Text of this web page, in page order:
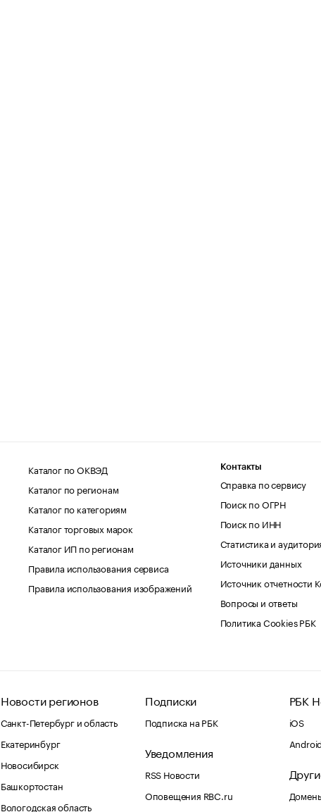
Каталог по ОКВЭД
Каталог по регионам
Каталог по категориям
Каталог торговых марок
Каталог ИП по регионам
Правила использования сервиса
Правила использования изображений
Контакты
Справка по сервису
Поиск по ОГРН
Поиск по ИНН
Статистика и
Источники данных
Источник отчетности
Вопросы и ответы
Политика Cookies РБК
Новости регионов
Санкт-Петербург и область
Екатеринбург
Новосибирск
Башкортостан
Вологодская область
Подписки
Подписка на РБК
Уведомления
RSS Новости
Оповещения RBC.ru
РБК
iOS